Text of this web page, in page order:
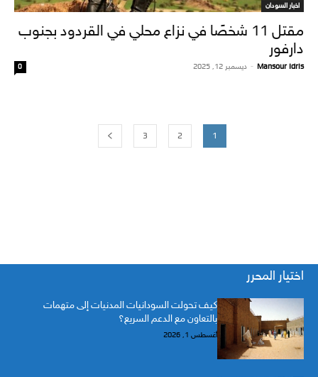
اخبار السودان
مقتل 11 شخصًا في نزاع محلي في القردود بجنوب
دارفور
Mansour Idris
- ديسمبر 12, 2025 0
1
2
3
اختيار المحرر
كيف تحولت السودانيات المدنيات إلى متهمات
بالتعاون مع الدعم السريع؟
أغسطس 1, 2026